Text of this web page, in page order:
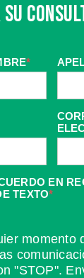
Su
*
EN
TEXTO*
momento
"STOP".